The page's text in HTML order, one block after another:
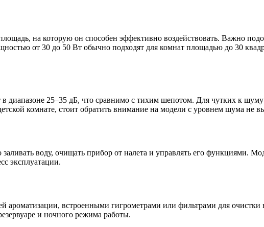
на которую он способен эффективно воздействовать. Важно
от 30 до 50 Вт обычно подходят для комнат площадью до 30
в диапазоне 25–35 дБ, что сравнимо с тихим шепотом. Для чутких к
комнате, стоит обратить внимание на модели с уровнем шума не
воду, очищать прибор от налета и управлять его функциями.
эксплуатации.
встроенными гигрометрами или фильтрами для
и ночного режима работы.